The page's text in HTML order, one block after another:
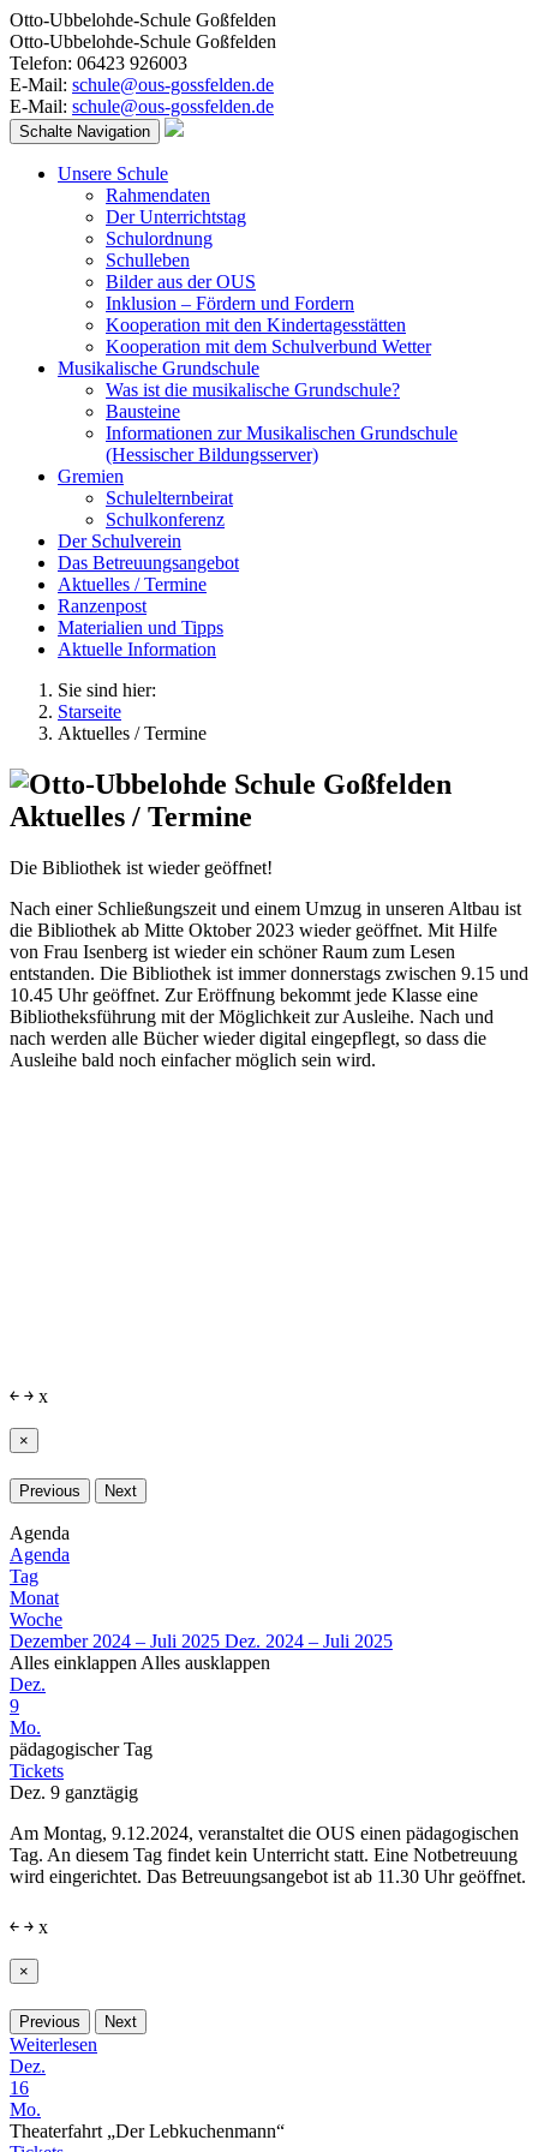
Otto-Ubbelohde-Schule Goßfelden
Otto-Ubbelohde-Schule Goßfelden
Telefon: 06423 926003
E-Mail: schule@ous-gossfelden.de
E-Mail: schule@ous-gossfelden.de
Schalte Navigation
Unsere Schule
Rahmendaten
Der Unterrichtstag
Schulordnung
Schulleben
Bilder aus der OUS
Inklusion – Fördern und Fordern
Kooperation mit den Kindertagesstätten
Kooperation mit dem Schulverbund Wetter
Musikalische Grundschule
Was ist die musikalische Grundschule?
Bausteine
Informationen zur Musikalischen Grundschule
(Hessischer Bildungsserver)
Gremien
Schulelternbeirat
Schulkonferenz
Der Schulverein
Das Betreuungsangebot
Aktuelles / Termine
Ranzenpost
Materialien und Tipps
Aktuelle Information
Sie sind hier:
Starseite
Aktuelles / Termine
Aktuelles / Termine
Die Bibliothek ist wieder geöffnet!
Nach einer Schließungszeit und einem Umzug in unseren Altbau ist
die Bibliothek ab Mitte Oktober 2023 wieder geöffnet. Mit Hilfe
von Frau Isenberg ist wieder ein schöner Raum zum Lesen
entstanden. Die Bibliothek ist immer donnerstags zwischen 9.15 und
10.45 Uhr geöffnet. Zur Eröffnung bekommt jede Klasse eine
Bibliotheksführung mit der Möglichkeit zur Ausleihe. Nach und
nach werden alle Bücher wieder digital eingepflegt, so dass die
Ausleihe bald noch einfacher möglich sein wird.
￩ ￫ x
×
Previous Next
Agenda
Agenda
Tag
Monat
Woche
Dezember 2024 – Juli 2025 Dez. 2024 – Juli 2025
Alles einklappen Alles ausklappen
Dez.
9
Mo.
pädagogischer Tag
Tickets
Dez. 9 ganztägig
Am Montag, 9.12.2024, veranstaltet die OUS einen pädagogischen
Tag. An diesem Tag findet kein Unterricht statt. Eine Notbetreuung
wird eingerichtet. Das Betreuungsangebot ist ab 11.30 Uhr geöffnet.
￩ ￫ x
×
Previous Next
Weiterlesen
Dez.
16
Mo.
Theaterfahrt „Der Lebkuchenmann“